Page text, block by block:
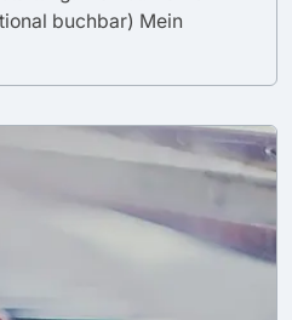
buchbar) Mein